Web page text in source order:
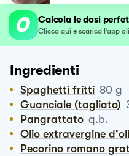
Calcola le dosi
Clicca qui e scarica l’app
Ingredienti
Spaghetti fritti 80 g
Guanciale (tagliato)
Pangrattato q.b.
Olio extravergine
Pecorino romano